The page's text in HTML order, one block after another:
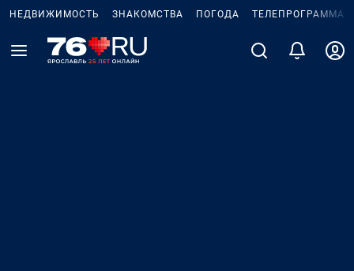
НЕДВИЖИМОСТЬ ЗНАКОМСТВА ПОГОДА ТЕЛЕПРОГРАММА